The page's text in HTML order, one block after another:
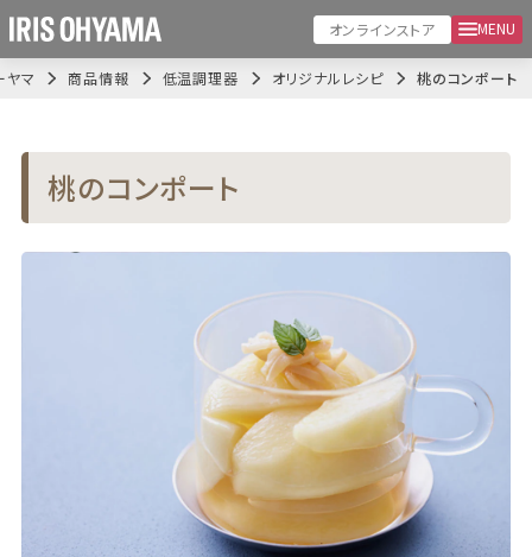
オンラインストア MENU
ヤマ 商品情報 低温調理器 オリジナルレシピ 桃のコンポート
桃のコンポート